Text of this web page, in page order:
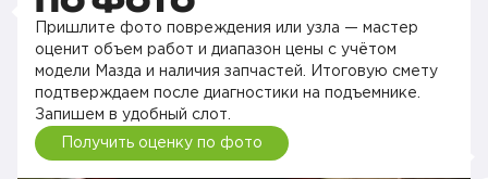
Пришлите фото повреждения или узла — мастер
оценит объем работ и диапазон цены с учётом
модели Мазда и наличия запчастей. Итоговую смету
подтверждаем после диагностики на подъемнике.
Запишем в удобный слот.
Получить оценку по фото